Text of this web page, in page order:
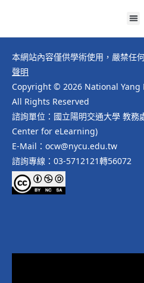
本網站內容僅供學術使用，嚴禁任
聲明
Copyright © 2026 National
All Rights Reserved
諮詢單位：國立陽明交通大學 教務
Center for eLearning)
E-Mail：ocw@nycu.edu.tw
諮詢專線：03-5712121轉56072